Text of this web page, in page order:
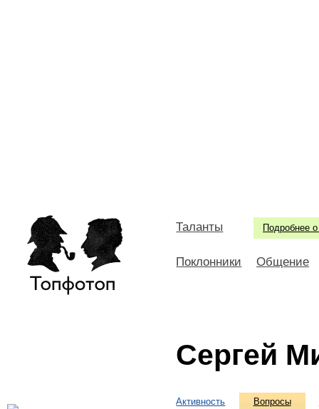
Подробнее о
Таланты
Поклонники Общение
Сергей
Активность Вопросы